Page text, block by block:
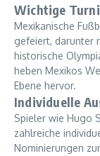
Wichtige
Mexikanische
gefeiert, darunter
historische
heben Mexikos
Ebene hervor.
Individuelle
Spieler wie Hugo
zahlreiche
Nominierungen